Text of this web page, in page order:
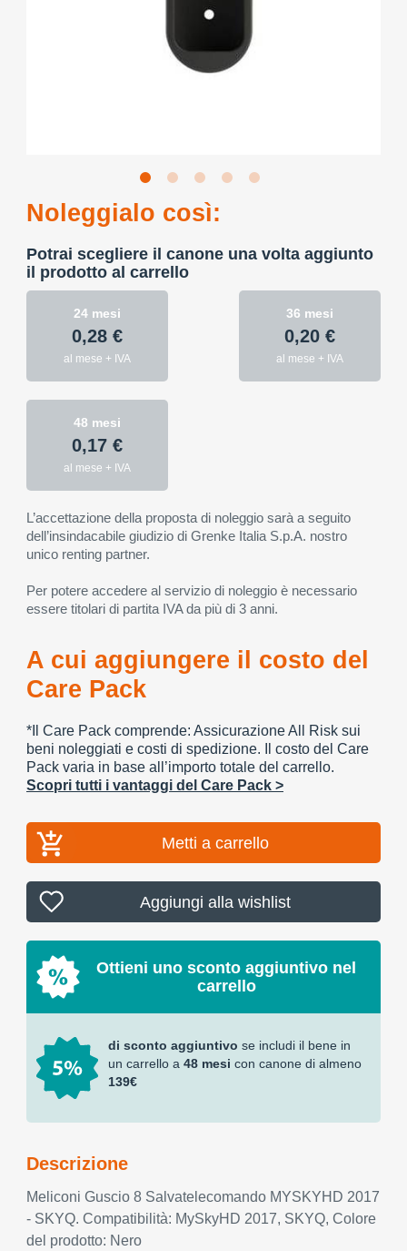
Noleggialo così:
Potrai scegliere il canone una volta aggiunto
il prodotto al carrello
24 mesi
0,28 €
al mese + IVA
36 mesi
0,20 €
al mese + IVA
48 mesi
0,17 €
al mese + IVA
L’accettazione della proposta di noleggio sarà a seguito
dell’insindacabile giudizio di Grenke Italia S.p.A. nostro
unico renting partner.
Per potere accedere al servizio di noleggio è necessario
essere titolari di partita IVA da più di 3 anni.
A cui aggiungere il costo del
Care Pack
*Il Care Pack comprende: Assicurazione All Risk sui
beni noleggiati e costi di spedizione. Il costo del Care
Pack varia in base all’importo totale del carrello.
Scopri tutti i vantaggi del Care Pack >
Metti a carrello
Aggiungi alla wishlist
Ottieni uno sconto aggiuntivo nel
carrello
di sconto aggiuntivo se includi il bene in
un carrello a 48 mesi con canone di almeno
139€
Descrizione
Meliconi Guscio 8 Salvatelecomando MYSKYHD 2017
- SKYQ. Compatibilità: MySkyHD 2017, SKYQ, Colore
del prodotto: Nero